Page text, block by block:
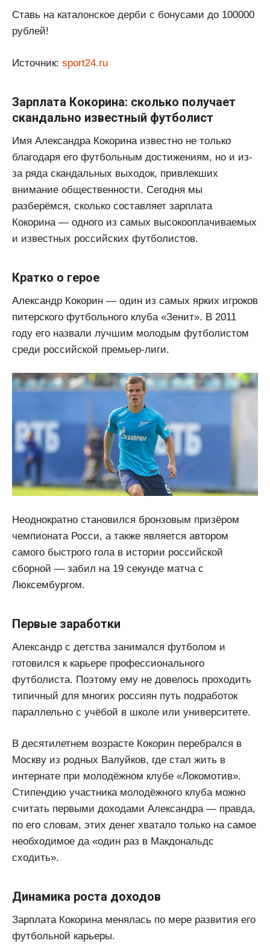
Ставь на каталонское дерби с бонусами до 100000
рублей!
Источник: sport24.ru
Зарплата Кокорина: сколько получает
скандально известный футболист
Имя Александра Кокорина известно не только
благодаря его футбольным достижениям, но и из-
за ряда скандальных выходок, привлекших
внимание общественности. Сегодня мы
разберёмся, сколько составляет зарплата
Кокорина — одного из самых высокооплачиваемых
и известных российских футболистов.
Кратко о герое
Александр Кокорин — один из самых ярких игроков
питерского футбольного клуба «Зенит». В 2011
году его назвали лучшим молодым футболистом
среди российской премьер-лиги.
Неоднократно становился бронзовым призёром
чемпионата Росси, а также является автором
самого быстрого гола в истории российской
сборной — забил на 19 секунде матча с
Люксембургом.
Первые заработки
Александр с детства занимался футболом и
готовился к карьере профессионального
футболиста. Поэтому ему не довелось проходить
типичный для многих россиян путь подработок
параллельно с учёбой в школе или университете.
В десятилетнем возрасте Кокорин перебрался в
Москву из родных Валуйков, где стал жить в
интернате при молодёжном клубе «Локомотив».
Стипендию участника молодёжного клуба можно
считать первыми доходами Александра — правда,
по его словам, этих денег хватало только на самое
необходимое да «один раз в Макдональдс
сходить».
Динамика роста доходов
Зарплата Кокорина менялась по мере развития его
футбольной карьеры.